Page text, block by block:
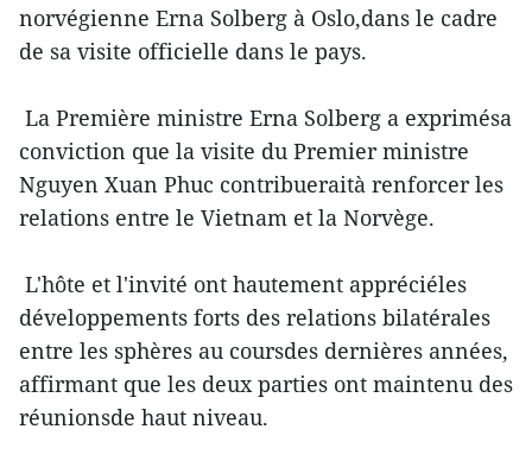
norvégienne Erna Solberg à Oslo,dans le cadre
de sa visite officielle dans le pays.
La Première ministre Erna Solberg a exprimésa
conviction que la visite du Premier ministre
Nguyen Xuan Phuc contribueraità renforcer les
relations entre le Vietnam et la Norvège.
L'hôte et l'invité ont hautement appréciéles
développements forts des relations bilatérales
entre les sphères au coursdes dernières années,
affirmant que les deux parties ont maintenu des
réunionsde haut niveau.